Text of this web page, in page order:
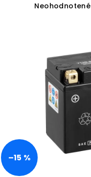
Priemerné
hviezdičiek.
Neohodnotené
–15 %